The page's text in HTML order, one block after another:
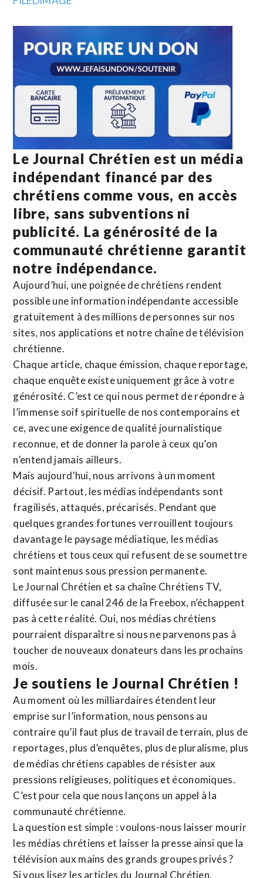
Le Journal Chrétien est un média
indépendant financé par des
chrétiens comme vous, en accès
libre, sans subventions ni
publicité. La générosité de la
communauté chrétienne garantit
notre indépendance.
Aujourd’hui, une poignée de chrétiens rendent
possible une information indépendante accessible
gratuitement à des millions de personnes sur nos
sites, nos applications et notre chaîne de télévision
chrétienne.
Chaque article, chaque émission, chaque reportage,
chaque enquête existe uniquement grâce à votre
générosité. C’est ce qui nous permet de répondre à
l’immense soif spirituelle de nos contemporains et
ce, avec une exigence de qualité journalistique
reconnue, et de donner la parole à ceux qu’on
n’entend jamais ailleurs.
Mais aujourd’hui, nous arrivons à un moment
décisif. Partout, les médias indépendants sont
fragilisés, attaqués, précarisés. Pendant que
quelques grandes fortunes verrouillent toujours
davantage le paysage médiatique, les médias
chrétiens et tous ceux qui refusent de se soumettre
sont maintenus sous pression permanente.
Le Journal Chrétien et sa chaîne Chrétiens TV,
diffusée sur le canal 246 de la Freebox, n’échappent
pas à cette réalité. Oui, nos médias chrétiens
pourraient disparaître si nous ne parvenons pas à
toucher de nouveaux donateurs dans les prochains
mois.
Je soutiens le Journal Chrétien !
Au moment où les milliardaires étendent leur
emprise sur l’information, nous pensons au
contraire qu’il faut plus de travail de terrain, plus de
reportages, plus d’enquêtes, plus de pluralisme, plus
de médias chrétiens capables de résister aux
pressions religieuses, politiques et économiques.
C’est pour cela que nous lançons un appel à la
communauté chrétienne.
La question est simple : voulons-nous laisser mourir
les médias chrétiens et laisser la presse ainsi que la
télévision aux mains des grands groupes privés ?
Si vous lisez les articles du Journal Chrétien,